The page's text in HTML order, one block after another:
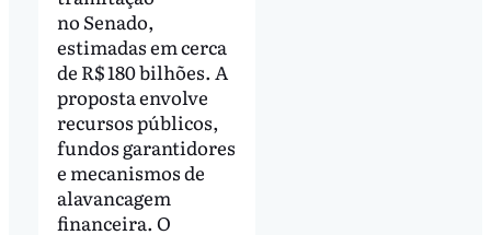
no Senado,
estimadas em cerca
de R$ 180 bilhões. A
proposta envolve
recursos públicos,
fundos garantidores
e mecanismos de
alavancagem
financeira. O